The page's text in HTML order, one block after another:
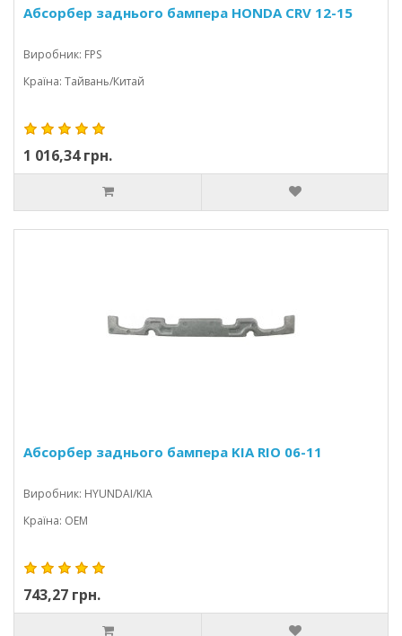
Абсорбер заднього бампера HONDA CRV 12-15
Виробник: FPS
Країна: Тайвань/Китай
1 016,34 грн.
Абсорбер заднього бампера KIA RIO 06-11
Виробник: HYUNDAI/KIA
Країна: OEM
743,27 грн.